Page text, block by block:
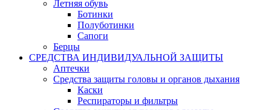
Летняя обувь
Ботинки
Полуботинки
Сапоги
Берцы
СРЕДСТВА ИНДИВИДУАЛЬНОЙ ЗАЩИТЫ
Аптечки
Средства защиты головы и органов дыхания
Каски
Респираторы и фильтры